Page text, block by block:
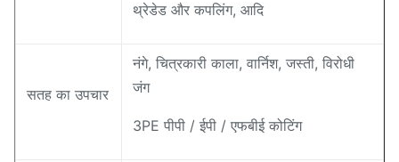
थ्रेडेड और कपलिंग, आदि
सतह का उपचार
नंगे, चित्रकारी काला, वार्निश, जस्ती, विरोधी
जंग
3PE पीपी / ईपी / एफबीई कोटिंग